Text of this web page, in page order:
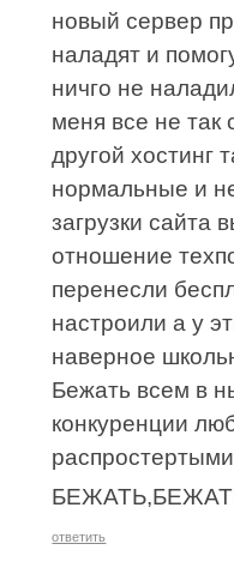
новый сервер
наладят и
ничго не
меня все не так
другой хостинг
нормальные и
загрузки сайта
отношение
перенесли
настроили а у
наверное
Бежать всем в
конкуренции
ответить